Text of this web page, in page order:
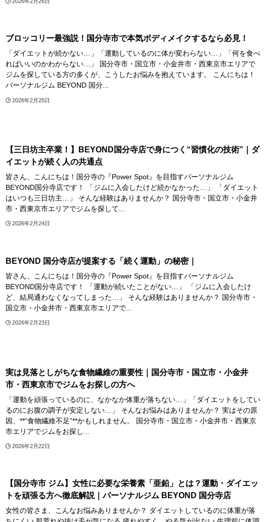
ブロッコリー最強説！国分寺市で本気ボディメイクするなら必見！
「ダイエットが続かない…」「運動しているのに体が変わらない…」「何を食べ
ればいいのかわからない…」 国分寺市・国立市・小金井市・西東京市エリアで
ジムを探している方の多くが、こうしたお悩みを抱えています。 こんにちは！
パーソナルジム BEYOND 国分...
2026年2月25日
【三日坊主卒業！】BEYOND国分寺店で身につく“習慣化の技術”｜ダ
イエットが続く人の共通点
皆さん、こんにちは！国分寺の『Power Spot』を目指すパーソナルジム
BEYOND国分寺店です！ 「ジムに入会したけど続かなかった…」 「ダイエット
はいつも三日坊主…」 そんな経験はありませんか？ 国分寺市・国立市・小金井
市・西東京市エリアでジムを探して...
2026年2月24日
BEYOND 国分寺店が提案する「続く運動」の秘密｜
皆さん、こんにちは！国分寺の『Power Spot』を目指すパーソナルジム
BEYOND国分寺店です！ 「運動が続いたことがない…」 「ジムに入会したけ
ど、結局通わなくなってしまった…」 そんな経験はありませんか？ 国分寺市・
国立市・小金井市・西東京市エリアで...
2026年2月23日
実は見落としがちな食物繊維の重要性｜国分寺市・国立市・小金井
市・西東京市でジムをお探しの方へ
「運動を頑張っているのに、なかなか体重が落ちない…」「ダイエットをしてい
るのにお腹の調子が安定しない…」 そんなお悩みはありませんか？ 実はその原
因、**“食物繊維不足”**かもしれません。 国分寺市・国立市・小金井市・西東京
市エリアでジムをお探し...
2026年2月22日
【国分寺市 ジム】女性に必要な栄養素「亜鉛」とは？運動・ダイエッ
トを頑張る方へ徹底解説｜パーソナルジム BEYOND 国分寺店
女性の皆さま、こんなお悩みありませんか？ ダイエットしているのに体重が落